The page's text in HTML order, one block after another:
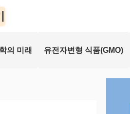
의 미래 유전자변형 식품(GMO)